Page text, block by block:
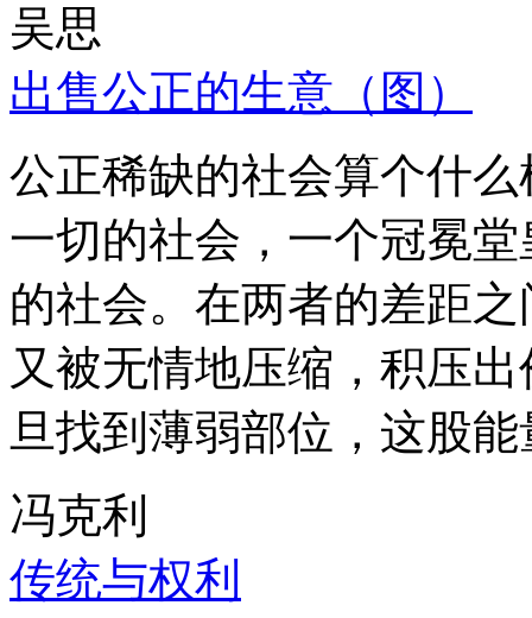
吴思
出售公正的生意（图）
公正稀缺的社会算个什
一切的社会，一个冠冕
的社会。在两者的差距
又被无情地压缩，积压
旦找到薄弱部位，这股
冯克利
传统与权利